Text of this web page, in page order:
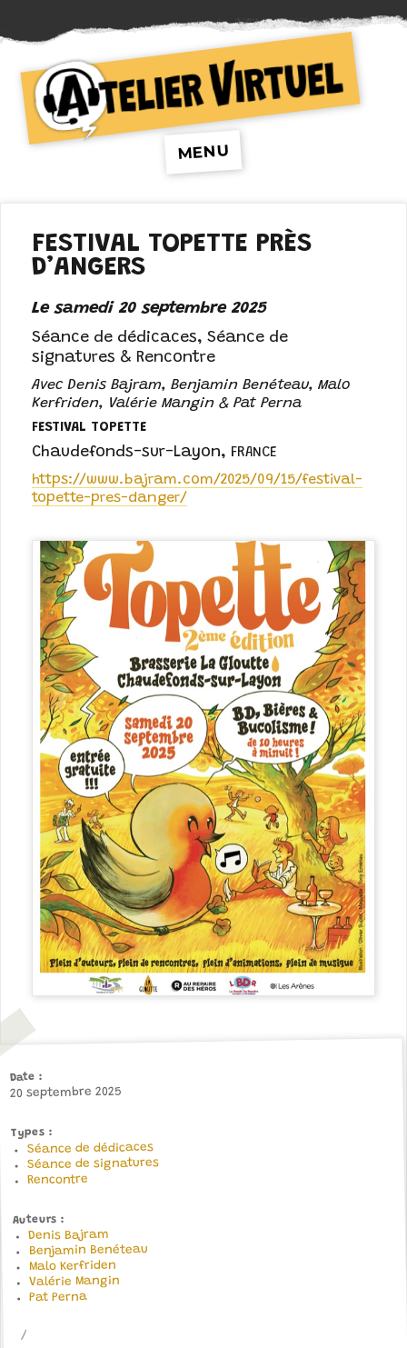
Atelier VirtuelMENU
FESTIVAL TOPETTE PRÈS
D’ANGERS
Le samedi 20 septembre 2025
Séance de dédicaces, Séance de
signatures & Rencontre
Avec Denis Bajram, Benjamin Benéteau, Malo
Kerfriden, Valérie Mangin & Pat Perna
FESTIVAL TOPETTE
Chaudefonds-sur-Layon, FRANCE
https://www.bajram.com/2025/09/15/festival-
topette-pres-danger/
Date
20 septembre 2025
Types
Séance de dédicaces
Séance de signatures
Rencontre
Auteurs
Denis Bajram
Benjamin Benéteau
Malo Kerfriden
Valérie Mangin
Pat Perna